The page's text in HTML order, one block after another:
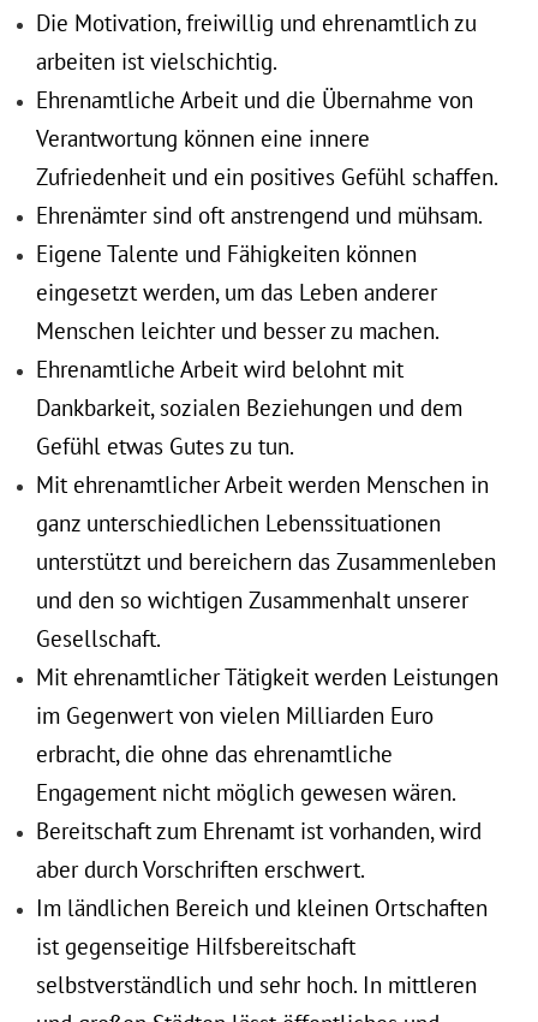
Die Motivation, freiwillig und ehrenamtlich zu
arbeiten ist vielschichtig.
Ehrenamtliche Arbeit und die Übernahme von
Verantwortung können eine innere
Zufriedenheit und ein positives Gefühl schaffen.
Ehrenämter sind oft anstrengend und mühsam.
Eigene Talente und Fähigkeiten können
eingesetzt werden, um das Leben anderer
Menschen leichter und besser zu machen.
Ehrenamtliche Arbeit wird belohnt mit
Dankbarkeit, sozialen Beziehungen und dem
Gefühl etwas Gutes zu tun.
Mit ehrenamtlicher Arbeit werden Menschen in
ganz unterschiedlichen Lebenssituationen
unterstützt und bereichern das Zusammenleben
und den so wichtigen Zusammenhalt unserer
Gesellschaft.
Mit ehrenamtlicher Tätigkeit werden Leistungen
im Gegenwert von vielen Milliarden Euro
erbracht, die ohne das ehrenamtliche
Engagement nicht möglich gewesen wären.
Bereitschaft zum Ehrenamt ist vorhanden, wird
aber durch Vorschriften erschwert.
Im ländlichen Bereich und kleinen Ortschaften
ist gegenseitige Hilfsbereitschaft
selbstverständlich und sehr hoch. In mittleren